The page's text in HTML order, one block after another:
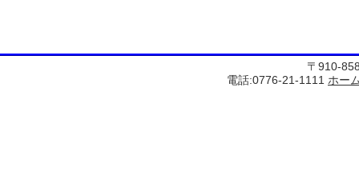
〒910-
電話:0776-21-1111 ホー